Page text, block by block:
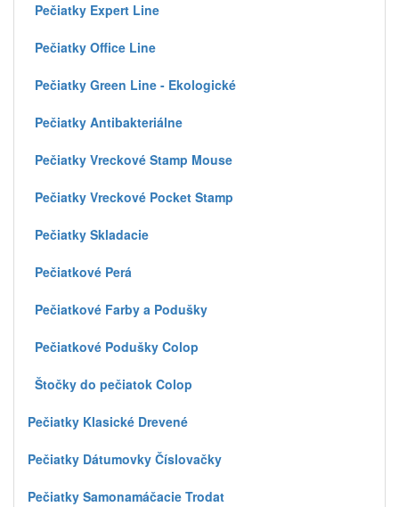
Pečiatky Expert Line
Pečiatky Office Line
Pečiatky Green Line - Ekologické
Pečiatky Antibakteriálne
Pečiatky Vreckové Stamp Mouse
Pečiatky Vreckové Pocket Stamp
Pečiatky Skladacie
Pečiatkové Perá
Pečiatkové Farby a Podušky
Pečiatkové Podušky Colop
Štočky do pečiatok Colop
Pečiatky Klasické Drevené
Pečiatky Dátumovky Číslovačky
Pečiatky Samonamáčacie Trodat